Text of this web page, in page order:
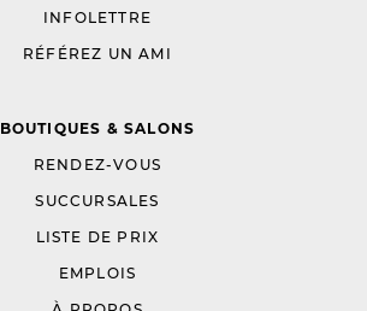
INFOLETTRE
RÉFÉREZ UN AMI
BOUTIQUES & SALONS
RENDEZ-VOUS
SUCCURSALES
LISTE DE PRIX
EMPLOIS